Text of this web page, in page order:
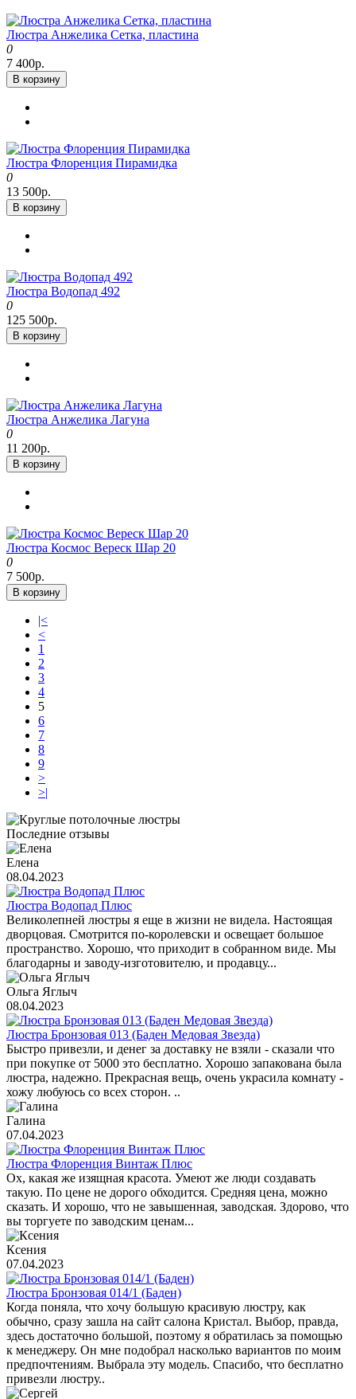
Люстра Анжелика Сетка, пластина
0
7 400р.
В корзину
Люстра Флоренция Пирамидка
0
13 500р.
В корзину
Люстра Водопад 492
0
125 500р.
В корзину
Люстра Анжелика Лагуна
0
11 200р.
В корзину
Люстра Космос Вереск Шар 20
0
7 500р.
В корзину
|<
<
1
2
3
4
5
6
7
8
9
>
>|
Последние отзывы
Елена
08.04.2023
Люстра Водопад Плюс
Великолепней люстры я еще в жизни не видела. Настоящая
дворцовая. Смотрится по-королевски и освещает большое
пространство. Хорошо, что приходит в собранном виде. Мы
благодарны и заводу-изготовителю, и продавцу...
Ольга Яглыч
08.04.2023
Люстра Бронзовая 013 (Баден Медовая Звезда)
Быстро привезли, и денег за доставку не взяли - сказали что
при покупке от 5000 это бесплатно. Хорошо запакована была
люстра, надежно. Прекрасная вещь, очень украсила комнату -
хожу любуюсь со всех сторон. ..
Галина
07.04.2023
Люстра Флоренция Винтаж Плюс
Ох, какая же изящная красота. Умеют же люди создавать
такую. По цене не дорого обходится. Средняя цена, можно
сказать. И хорошо, что не завышенная, заводская. Здорово, что
вы торгуете по заводским ценам...
Ксения
07.04.2023
Люстра Бронзовая 014/1 (Баден)
Когда поняла, что хочу большую красивую люстру, как
обычно, сразу зашла на сайт салона Кристал. Выбор, правда,
здесь достаточно большой, поэтому я обратилась за помощью
к менеджеру. Он мне подобрал насколько вариантов по моим
предпочтениям. Выбрала эту модель. Спасибо, что бесплатно
привезли люстру..